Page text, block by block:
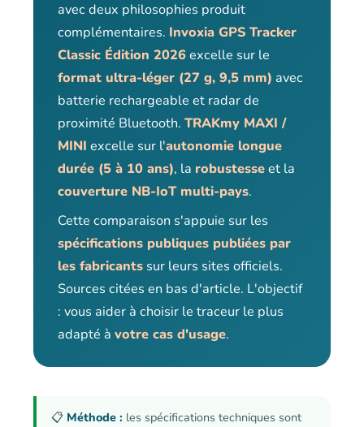
avec deux philosophies produit
complémentaires. Invoxia GPS Tracker
Classic Édition 2026excelle sur le
format ultra-léger (27 g, 9,5 mm) avec
batterie rechargeable et radar de
proximité Bluetooth. TRAKmy MAXI /
MINI excelle sur l'autonomie longue
durée (5 à 10 ans), la robustesseet la
couverture NB-IoT multi-pays.
Cette comparaison s'appuie sur les
spécifications publiques publiées par
les fabricants sur leurs sites officiels.
Sources citées en bas d'article. L'objectif
: vous aider à choisir le traceur le plus
adapté à votre cas d'usage.
📋 Méthode : les spécifications techniques sont